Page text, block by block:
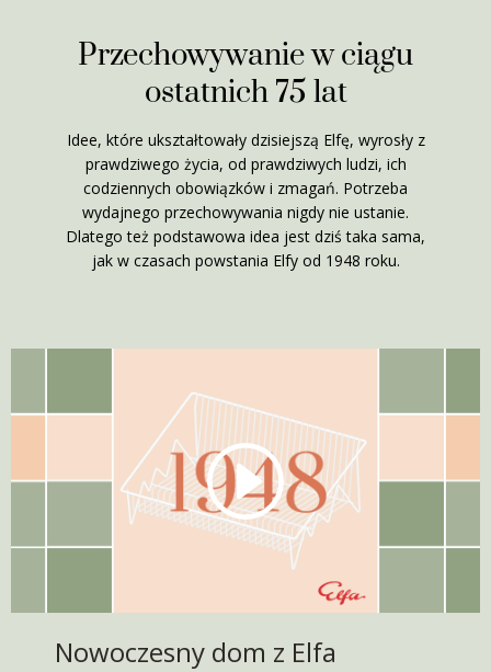
Przechowywanie w ciągu
ostatnich 75 lat
Idee, które ukształtowały dzisiejszą Elfę, wyrosły z
prawdziwego życia, od prawdziwych ludzi, ich
codziennych obowiązków i zmagań. Potrzeba
wydajnego przechowywania nigdy nie ustanie.
Dlatego też podstawowa idea jest dziś taka sama,
jak w czasach powstania Elfy od 1948 roku.
Nowoczesny dom z Elfa